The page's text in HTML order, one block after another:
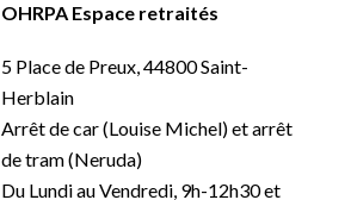
OHRPA Espace retraités
5 Place de Preux, 44800 Saint-
Herblain
Arrêt de car (Louise Michel) et arrêt
de tram (Neruda)
Du Lundi au Vendredi, 9h-12h30 et